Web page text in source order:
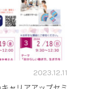
2023.12.11